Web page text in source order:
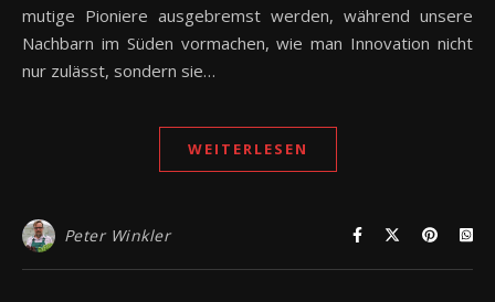
mutige Pioniere ausgebremst werden, während unsere
Nachbarn im Süden vormachen, wie man Innovation nicht
nur zulässt, sondern sie…
WEITERLESEN
Peter Winkler